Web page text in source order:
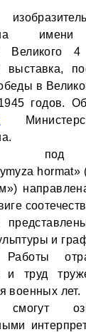
имени
Великого 4
выставка,
в
годов.
под
hormat»
и
Работы
и труд
военных лет.
смогут